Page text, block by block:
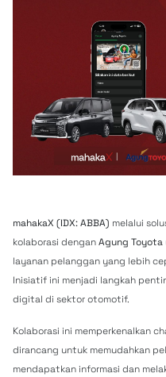
mahakaX (IDX: ABBA) melalui
kolaborasi denganAgung Toyota
layanan pelanggan yang lebih
Inisiatif ini menjadi langkah
digital di sektor otomotif.
Kolaborasi ini memperkenalkan
dirancang untuk memudahkan
mendapatkan informasi dan